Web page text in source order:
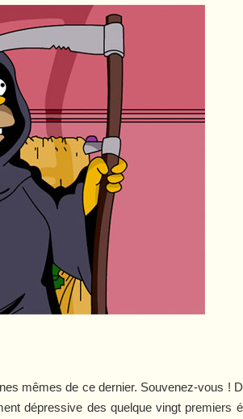
mêmes de ce dernier. Souvenez-vous !
dépressive des quelque vingt premiers